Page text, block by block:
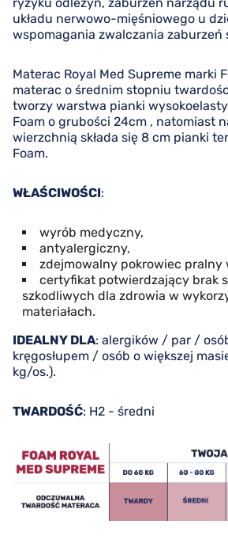
ryzyku odleżyn, zaburzeń narządu
układu nerwowo-mięśniowego u
wspomagania zwalczania zaburzeń
Materac Royal Med Supreme marki
materac o średnim stopniu
tworzy warstwa pianki
Foam o grubości 24cm , natomiast
wierzchnią składa się 8 cm pianki
Foam.
WŁAŚCIWOŚCI:
wyrób medyczny,
antyalergiczny,
zdejmowalny pokrowiec pralny
certyfikat potwierdzający brak
szkodliwych dla zdrowia w
materiałach.
IDEALNY DLA: alergików / par /
kręgosłupem / osób o większej
kg/os.).
TWARDOŚĆ: H2 - średni